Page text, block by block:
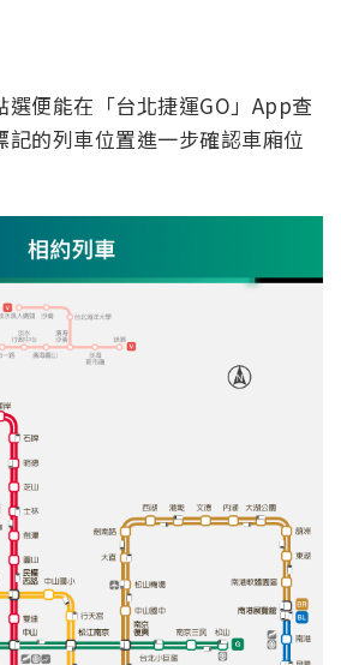
選便能在「台北捷運GO」App查
的列車位置進一步確認車廂位